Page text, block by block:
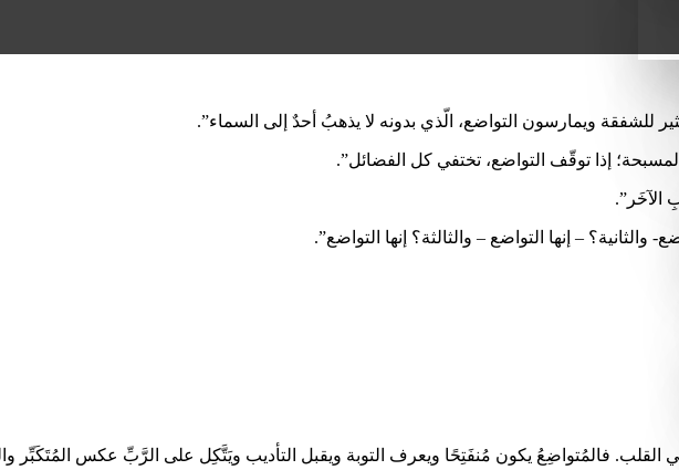
للشفقة ويمارسون التواضع، الّذي بدونه لا يذهبُ أحدٌ إلى السماء”.
إذا توقّف التواضع، تختفي كل الفضائل”.
الآخَر”.
– إنها التواضع – والثالثة؟ إنها التواضع”.
القلب. فالمُتواضِعُ يكون مُنفَتِحًا ويعرف التوبة ويقبل التأديب ويَتَّكِل على الرَّبِّ عكس المُتَكَبِّر